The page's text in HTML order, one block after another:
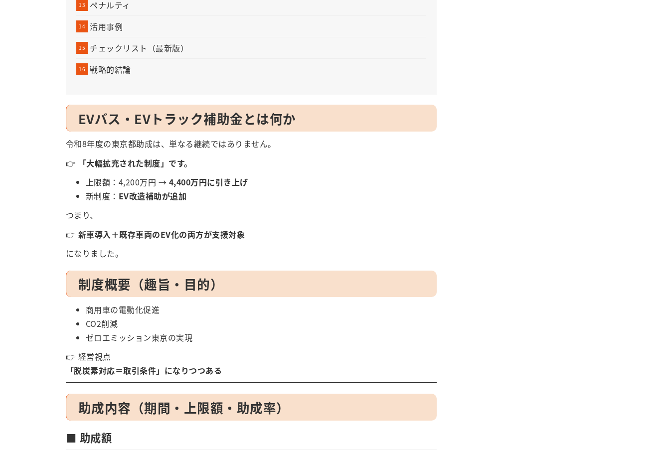
ペナルティ
活用事例
チェックリスト（最新版）
戦略的結論
EVバス・EVトラック補助金とは何か
令和8年度の東京都助成は、単なる継続ではありません。
👉
「大幅拡充された制度」です。
上限額：4,200万円 → 4,400万円に引き上げ
新制度： EV改造補助が追加
つまり、
👉 新車導入＋既存車両のEV化の両方が支援対象
になりました。
制度概要（趣旨・目的）
商用車の電動化促進
CO2削減
ゼロエミッション東京の実現
👉 経営視点
「脱炭素対応＝取引条件」になりつつある
助成内容（期間・上限額・助成率）
■ 助成額